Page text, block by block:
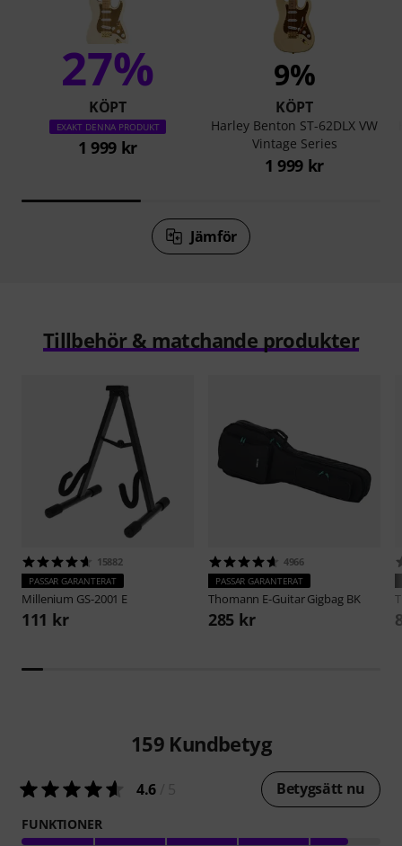
27%
KÖPT
EXAKT DENNA PRODUKT
1 999 kr
9%
KÖPT
Harley Benton ST-62DLX VW
Vintage Series
1 999 kr
Jämför
Tillbehör & matchande produkter
15882
PASSAR GARANTERAT
Millenium GS-2001 E
111 kr
4966
PASSAR GARANTERAT
Thomann E-Guitar Gigbag BK
285 kr
159 Kundbetyg
4.6 Betygsätt nu
FUNKTIONER